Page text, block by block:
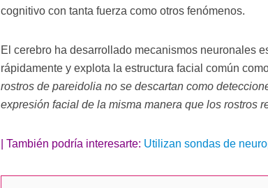
cognitivo con tanta fuerza como otros fenómenos.
El cerebro ha desarrollado mecanismos neuronales
rápidamente y explota la estructura facial común
rostros de pareidolia no se descartan como
expresión facial de la misma manera que los rostros
| También podría interesarte: Utilizan sondas de